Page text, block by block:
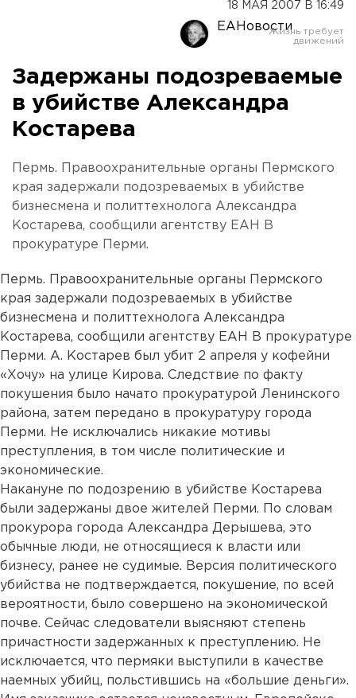
18 МАЯ 2007 В 16:49
ЕАНовости
Задержаны подозреваемые
в убийстве Александра
Костарева
Пермь. Правоохранительные органы Пермского
края задержали подозреваемых в убийстве
бизнесмена и политтехнолога Александра
Костарева, сообщили агентству ЕАН В
прокуратуре Перми.
Пермь. Правоохранительные органы Пермского
края задержали подозреваемых в убийстве
бизнесмена и политтехнолога Александра
Костарева, сообщили агентству ЕАН В прокуратуре
Перми. А. Костарев был убит 2 апреля у кофейни
«Хочу» на улице Кирова. Следствие по факту
покушения было начато прокуратурой Ленинского
района, затем передано в прокуратуру города
Перми. Не исключались никакие мотивы
преступления, в том числе политические и
экономические.
Накануне по подозрению в убийстве Костарева
были задержаны двое жителей Перми. По словам
прокурора города Александра Дерышева, это
обычные люди, не относящиеся к власти или
бизнесу, ранее не судимые. Версия политического
убийства не подтверждается, покушение, по всей
вероятности, было совершено на экономической
почве. Сейчас следователи выясняют степень
причастности задержанных к преступлению. Не
исключается, что пермяки выступили в качестве
наемных убийц, польстившись на «большие деньги».